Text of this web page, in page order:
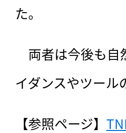
た。
両者は今後も自
イダンスやツール
【参照ページ】